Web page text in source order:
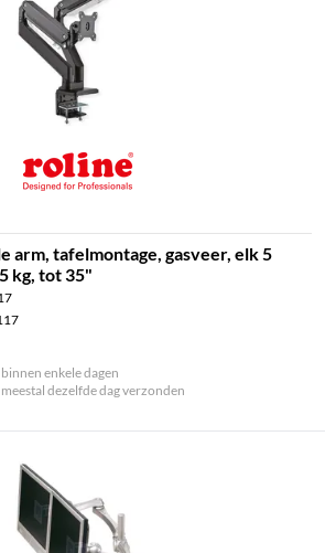
arm, tafelmontage, gasveer, elk 5
kg, tot 35"
enkele dagen
dezelfde dag verzonden